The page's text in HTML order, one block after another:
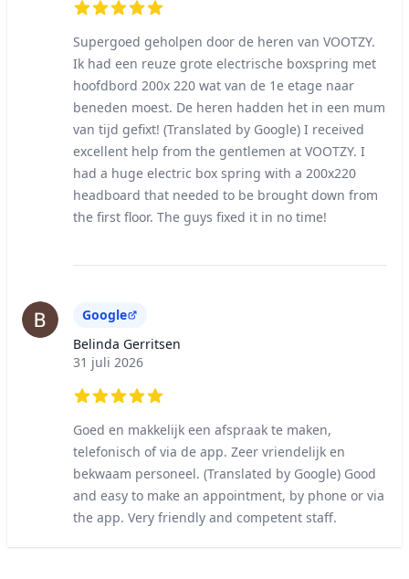
Supergoed geholpen door de heren van VOOTZY.
Ik had een reuze grote electrische boxspring met
hoofdbord 200x 220 wat van de 1e etage naar
beneden moest. De heren hadden het in een mum
van tijd gefixt! (Translated by Google) I received
excellent help from the gentlemen at VOOTZY. I
had a huge electric box spring with a 200x220
headboard that needed to be brought down from
the first floor. The guys fixed it in no time!
Google
Belinda Gerritsen
31 juli 2026
Goed en makkelijk een afspraak te maken,
telefonisch of via de app. Zeer vriendelijk en
bekwaam personeel. (Translated by Google) Good
and easy to make an appointment, by phone or via
the app. Very friendly and competent staff.